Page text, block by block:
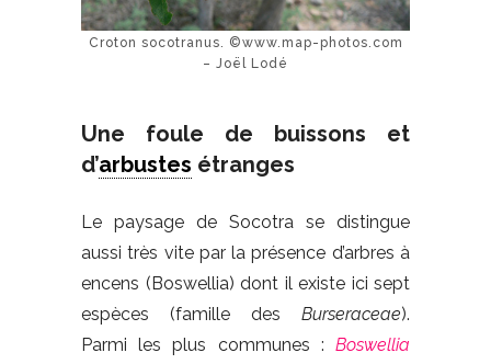
Croton socotranus. ©www.map-photos.com
– Joël Lodé
Une foule de buissons et
d’arbustes étranges
Le paysage de Socotra se distingue
aussi très vite par la présence d’arbres à
encens (Boswellia) dont il existe ici sept
espèces (famille des Burseraceae).
Parmi les plus communes : Boswellia